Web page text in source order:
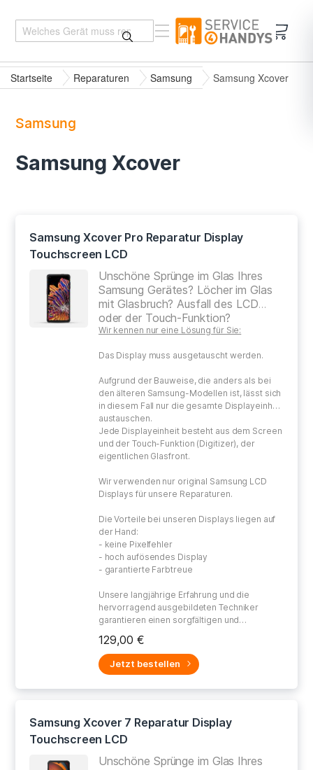
Startseite Reparaturen Samsung Samsung Xcover
Samsung
Samsung Xcover
Samsung Xcover Pro Reparatur Display
Touchscreen LCD
Unschöne Sprünge im Glas Ihres
Samsung Gerätes? Löcher im Glas
mit Glasbruch? Ausfall des LCD
oder der Touch-Funktion?
Wir kennen nur eine Lösung für Sie:
Das Display muss ausgetauscht werden.
Aufgrund der Bauweise, die anders als bei
den älteren Samsung-Modellen ist, lässt sich
in diesem Fall nur die gesamte Displayeinheit
austauschen.
Jede Displayeinheit besteht aus dem Screen
und der Touch-Funktion (Digitizer), der
eigentlichen Glasfront.
Wir verwenden nur original Samsung LCD
Displays für unsere Reparaturen.
Die Vorteile bei unseren Displays liegen auf
der Hand:
- keine Pixelfehler
- hoch aufösendes Display
- garantierte Farbtreue
Unsere langjährige Erfahrung und die
hervorragend ausgebildeten Techniker
garantieren einen sorgfältigen und
Ihres defekten Gerätes.
129,00 €
Jetzt bestellen
Samsung Xcover 7 Reparatur Display
Touchscreen LCD
Unschöne Sprünge im Glas Ihres